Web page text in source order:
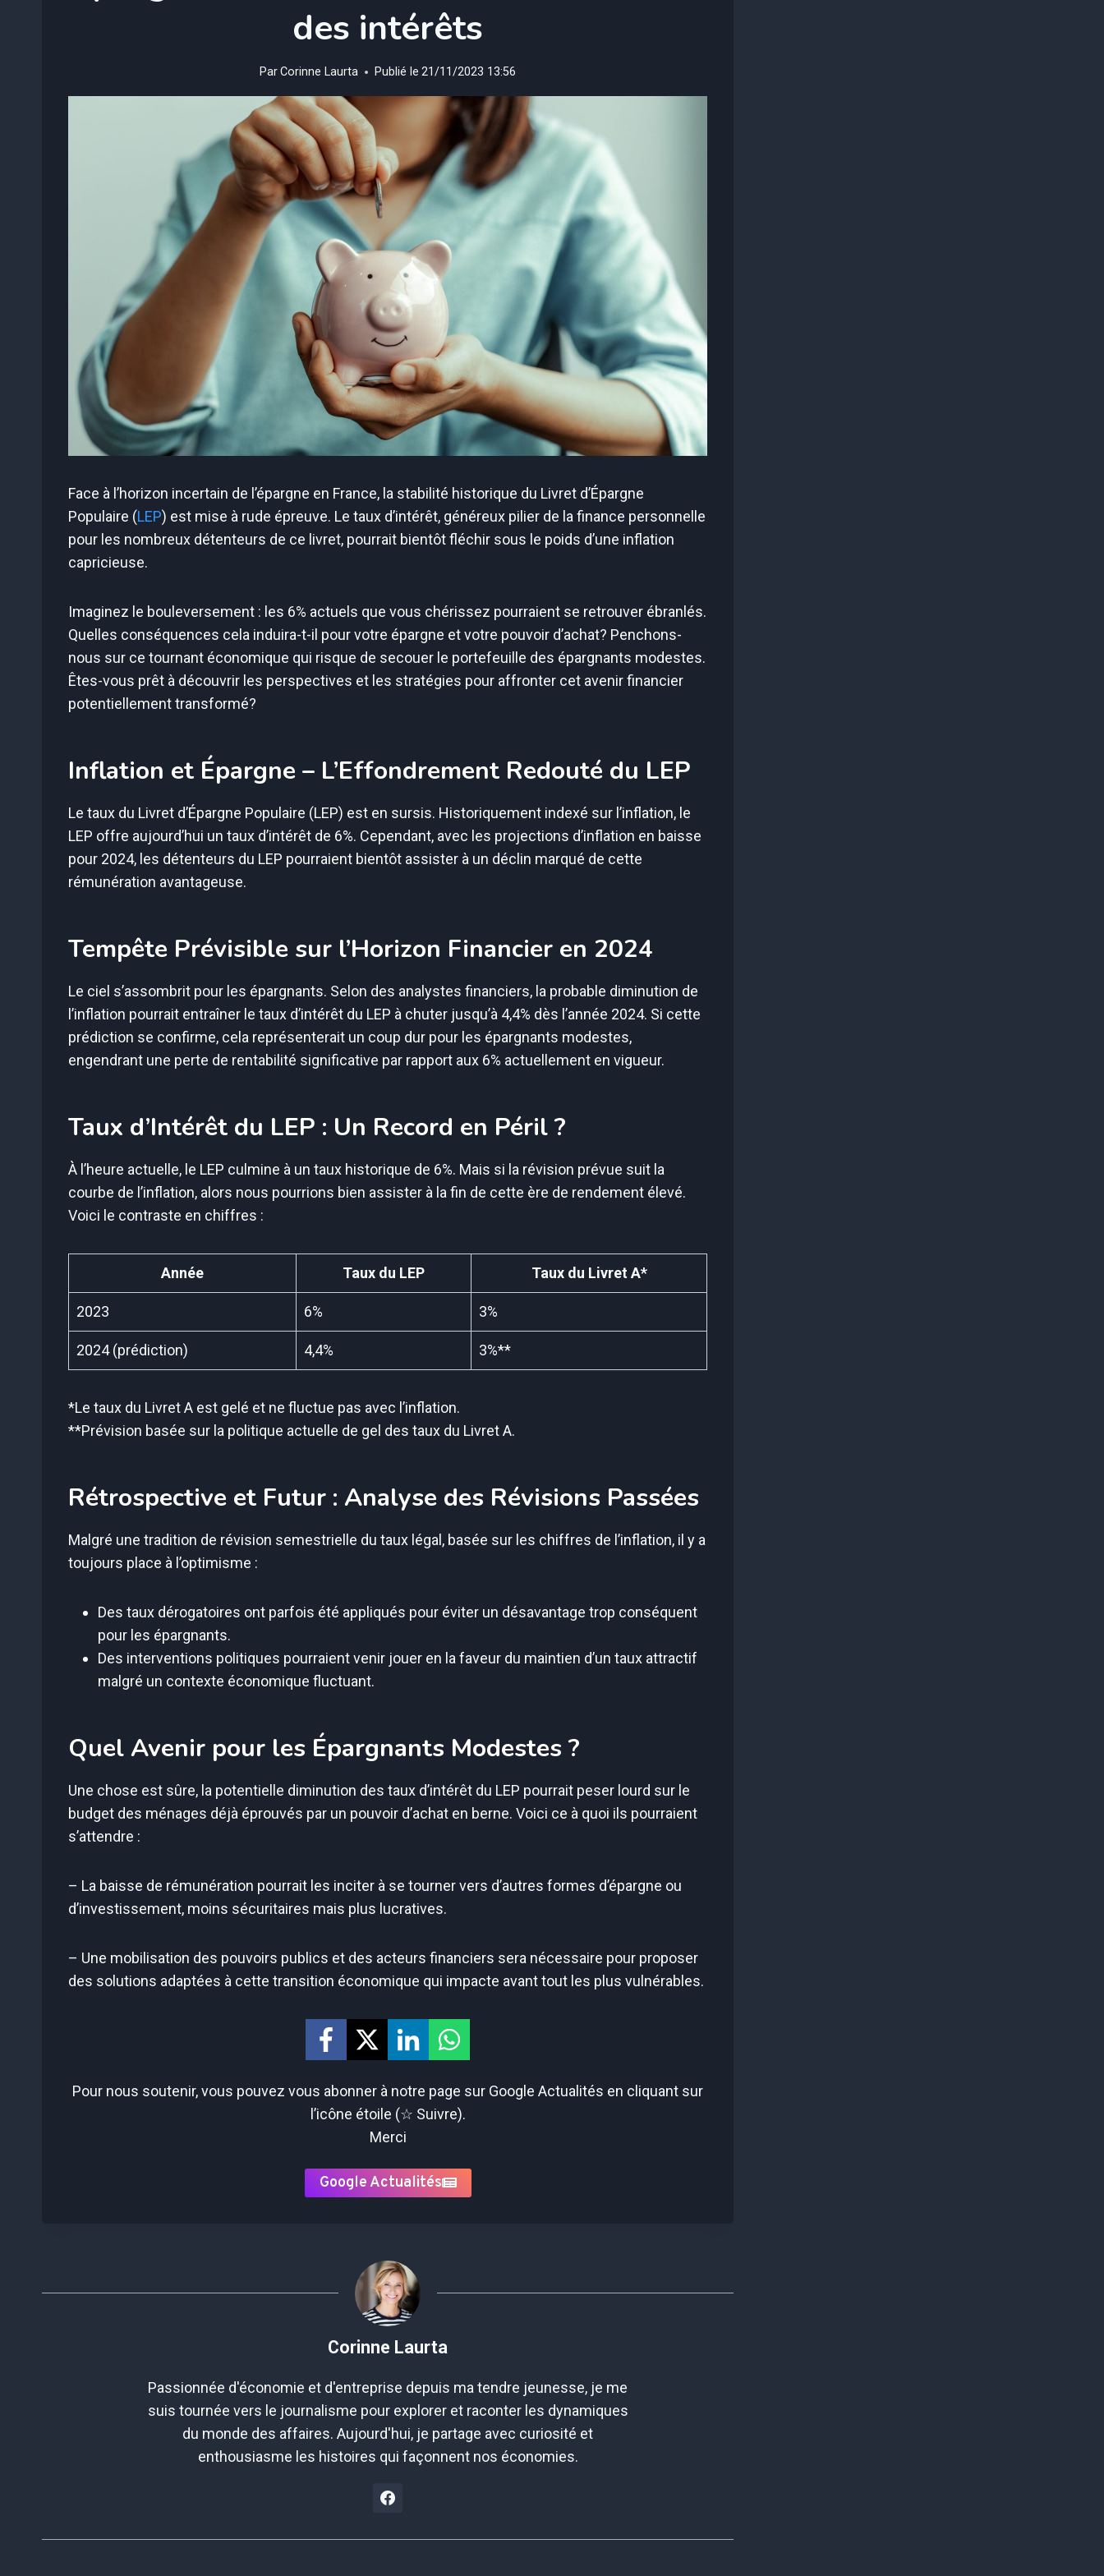
des intérêts
ParCorinne Laurta Publié le 21/11/2023 13:56
Face à l’horizon incertain de l’épargne en France, la stabilité historique du Livret d’Épargne
Populaire (LEP) est mise à rude épreuve. Le taux d’intérêt, généreux pilier de la finance personnelle
pour les nombreux détenteurs de ce livret, pourrait bientôt fléchir sous le poids d’une inflation
capricieuse.
Imaginez le bouleversement : les 6% actuels que vous chérissez pourraient se retrouver ébranlés.
Quelles conséquences cela induira-t-il pour votre épargne et votre pouvoir d’achat? Penchons-
nous sur ce tournant économique qui risque de secouer le portefeuille des épargnants modestes.
Êtes-vous prêt à découvrir les perspectives et les stratégies pour affronter cet avenir financier
potentiellement transformé?
Inflation et Épargne – L’Effondrement Redouté du LEP
Le taux du Livret d’Épargne Populaire (LEP) est en sursis. Historiquement indexé sur l’inflation, le
LEP offre aujourd’hui un taux d’intérêt de 6%. Cependant, avec les projections d’inflation en baisse
pour 2024, les détenteurs du LEP pourraient bientôt assister à un déclin marqué de cette
rémunération avantageuse.
Tempête Prévisible sur l’Horizon Financier en 2024
Le ciel s’assombrit pour les épargnants. Selon des analystes financiers, la probable diminution de
l’inflation pourrait entraîner le taux d’intérêt du LEP à chuter jusqu’à 4,4% dès l’année 2024. Si cette
prédiction se confirme, cela représenterait un coup dur pour les épargnants modestes,
engendrant une perte de rentabilité significative par rapport aux 6% actuellement en vigueur.
Taux d’Intérêt du LEP : Un Record en Péril ?
À l’heure actuelle, le LEP culmine à un taux historique de 6%. Mais si la révision prévue suit la
courbe de l’inflation, alors nous pourrions bien assister à la fin de cette ère de rendement élevé.
Voici le contraste en chiffres :
Année Taux du LEP Taux du Livret A*
2023 6% 3%
2024 (prédiction) 4,4% 3%**
*Le taux du Livret A est gelé et ne fluctue pas avec l’inflation.
**Prévision basée sur la politique actuelle de gel des taux du Livret A.
Rétrospective et Futur : Analyse des Révisions Passées
Malgré une tradition de révision semestrielle du taux légal, basée sur les chiffres de l’inflation, il y a
toujours place à l’optimisme :
Des taux dérogatoires ont parfois été appliqués pour éviter un désavantage trop conséquent
pour les épargnants.
Des interventions politiques pourraient venir jouer en la faveur du maintien d’un taux attractif
malgré un contexte économique fluctuant.
Quel Avenir pour les Épargnants Modestes ?
Une chose est sûre, la potentielle diminution des taux d’intérêt du LEP pourrait peser lourd sur le
budget des ménages déjà éprouvés par un pouvoir d’achat en berne. Voici ce à quoi ils pourraient
s’attendre :
– La baisse de rémunération pourrait les inciter à se tourner vers d’autres formes d’épargne ou
d’investissement, moins sécuritaires mais plus lucratives.
– Une mobilisation des pouvoirs publics et des acteurs financiers sera nécessaire pour proposer
des solutions adaptées à cette transition économique qui impacte avant tout les plus vulnérables.
Pour nous soutenir, vous pouvez vous abonner à notre page sur Google Actualités en cliquant sur
l’icône étoile (☆ Suivre).
Merci
Google Actualités
Corinne Laurta
Passionnée d'économie et d'entreprise depuis ma tendre jeunesse, je me
suis tournée vers le journalisme pour explorer et raconter les dynamiques
du monde des affaires. Aujourd'hui, je partage avec curiosité et
enthousiasme les histoires qui façonnent nos économies.